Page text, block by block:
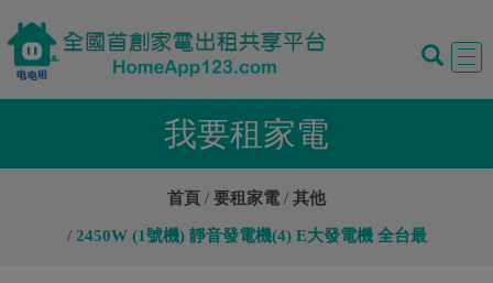
我要租家電
首頁 要租家電 其他
2450W (1號機) 靜音發電機(4) E大發電機 全台最